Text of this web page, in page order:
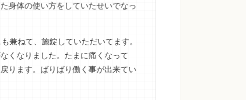
身体の使い方をしていたせいでなっ
兼ねて、施錠していただいてます。
くなりました。たまに痛くなって
ります。ばりばり働く事が出来てい